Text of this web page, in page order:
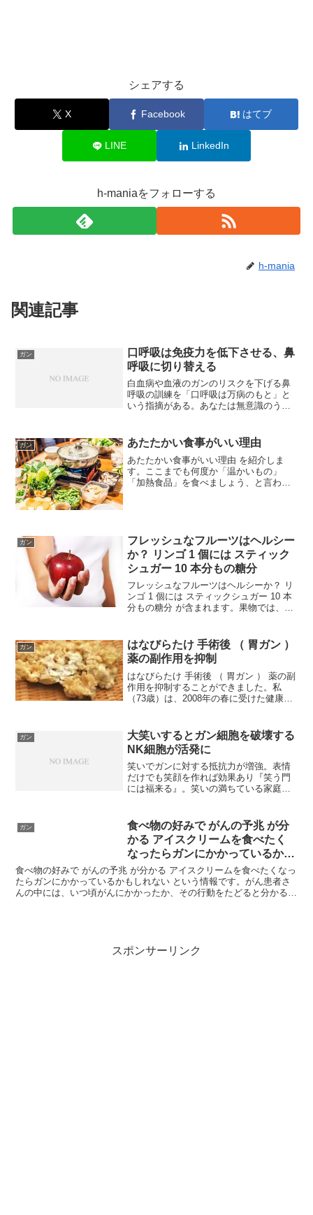
シェアする
X Facebook はてブ
LINE LinkedIn
h-maniaをフォローする
h-mania
関連記事
ガン
口呼吸は免疫力を低下させる、鼻
呼吸に切り替える
白血病や血液のガンのリスクを下げる鼻
呼吸の訓練を「口呼吸は万病のもと」と
いう指摘がある。あなたは無意識のうち
である歯並びが悪く、前歯が飛び出てい
る片噛みや横向き寝、う...
ガン あたたかい食事がいい理由
あたたかい食事がいい理由 を紹介しま
す。ここまでも何度か「温かいもの」
「加熱食品」を食べましょう、と言われ
ガン
フレッシュなフルーツはヘルシー
か？ リンゴ 1 個には スティック
シュガー 10 本分もの糖分
フレッシュなフルーツはヘルシーか？ リ
ンゴ 1 個には スティックシュガー 10 本
分もの糖分 が含まれます。果物では、柿
ら、山にもうエサがなくなったからだと
言われるほ...
ガン
はなびらたけ 手術後 （ 胃ガン ）
薬の副作用を抑制
はなびらたけ 手術後 （ 胃ガン ） 薬の副
作用を抑制することができました。私
（73歳）は、2008年の春に受けた健康診
抗ガン剤の副作用がはなびらたけで抑え
ることができ...
ガン
大笑いするとガン細胞を破壊する
NK細胞が活発に
笑いでガンに対する抵抗力が増強。表情
だけでも笑顔を作れば効果あり『笑う門
には福来る』。笑いの満ちている家庭に
係し、幸せをもたらしてくれる。7人の闘
病者とモンブラン登山を...
ガン
食べ物の好みで がんの予兆 が分
かる アイスクリームを食べたく
なったらガンにかかっているかも
しれない
食べ物の好みで がんの予兆 が分かる アイスクリームを食べたくなっ
たらガンにかかっているかもしれない という情報です。がん患者さ
んの中には、いつ頃がんにかかったか、その行動をたどると分かる人
スポンサーリンク